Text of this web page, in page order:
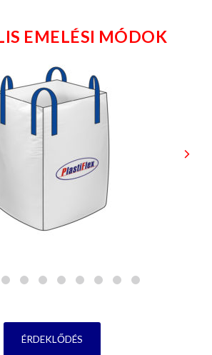
EMELÉSI MÓDOK
ÉRDEKLŐDÉS